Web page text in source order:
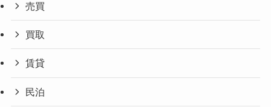
売買
買取
賃貸
民泊